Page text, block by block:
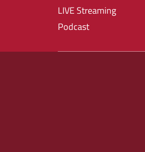
LIVE Streaming
Podcast